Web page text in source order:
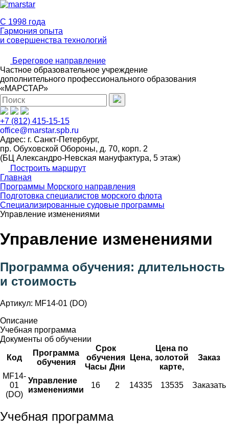
C 1998 года
Гармония опыта
и совершенства технологий
Береговое направление
Частное образовательное учреждение
дополнительного профессионального образования
«МАРСТАР»
+7 (812) 415-15-15
office@marstar.spb.ru
Адрес: г. Санкт-Петербург,
пр. Обуховской Обороны, д. 70, корп. 2
(БЦ Александро-Невская мануфактура, 5 этаж)
Построить маршрут
Главная
Программы Морского направления
Подготовка специалистов морского флота
Специализированные судовые программы
Управление изменениями
Управление изменениями
Программа обучения: длительность
и стоимость
Артикул: MF14-01 (DO)
Описание
Учебная программа
Документы об обучении
Код
Программа
обучения
Срок
обучения
Цена,
Цена по
золотой
карте,
Заказ
Часы Дни
MF14-
01
(DO)
Управление
изменениями
16 2 14335 13535 Заказать
Учебная программа